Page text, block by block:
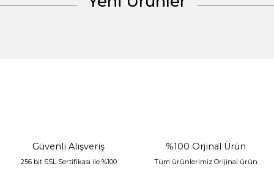
Güvenli Alışveriş
256 bit SSL Sertifikası ile %100
%100 Orjinal Ürün
Tüm ürünlerimiz Orijinal ürün